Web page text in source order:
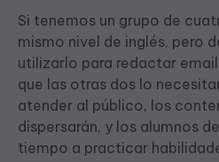
Si tenemos un grupo de
mismo nivel de inglés, pero
utilizarlo para redactar
que las otras dos lo
atender al público, los
dispersarán, y los alumnos
tiempo a practicar